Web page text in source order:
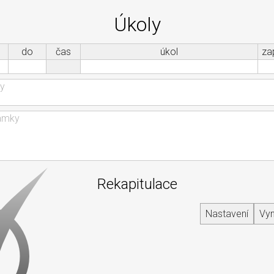
Úkoly
do čas úkol
Rekapitulace